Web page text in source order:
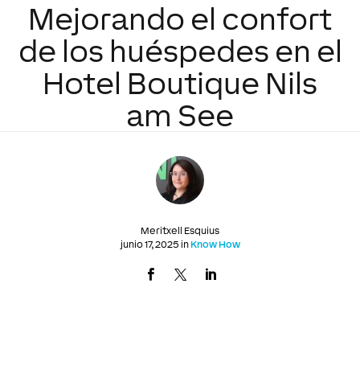
Mejorando el confort
de los huéspedes en el
Hotel Boutique Nils
am See
Meritxell Esquius
junio 17, 2025 inKnow How